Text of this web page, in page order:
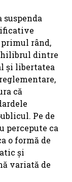
suspenda
rând,
dintre
și libertatea
că
Pe de
percepute ca
o formă de
și
variată de